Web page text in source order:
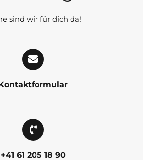
sind wir für dich da!
+41 61 205 18 90